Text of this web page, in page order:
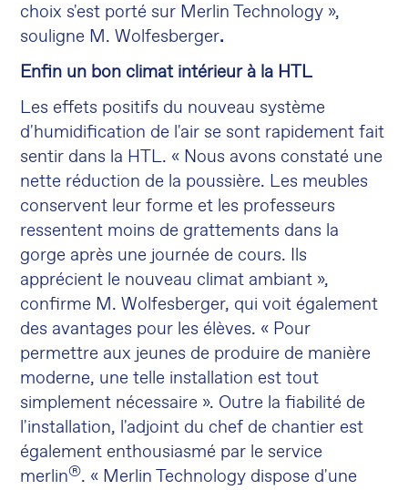
choix s'est porté sur Merlin Technology »,
souligne M. Wolfesberger.
Enfin un bon climat intérieur à la HTL
Les effets positifs du nouveau système
d'humidification de l'air se sont rapidement fait
sentir dans la HTL. « Nous avons constaté une
nette réduction de la poussière. Les meubles
conservent leur forme et les professeurs
ressentent moins de grattements dans la
gorge après une journée de cours. Ils
apprécient le nouveau climat ambiant »,
confirme M. Wolfesberger, qui voit également
des avantages pour les élèves. « Pour
permettre aux jeunes de produire de manière
moderne, une telle installation est tout
simplement nécessaire ». Outre la fiabilité de
l'installation, l'adjoint du chef de chantier est
également enthousiasmé par le service
merlin®. « Merlin Technology dispose d'une